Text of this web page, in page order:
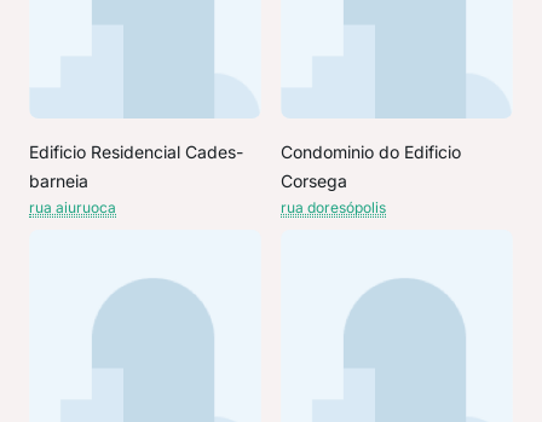
Edificio Residencial Cades-
barneia
rua aiuruoca
Condominio do Edificio
Corsega
rua doresópolis